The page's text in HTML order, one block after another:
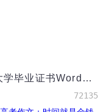
黑框大学毕业证书Word模板
72135